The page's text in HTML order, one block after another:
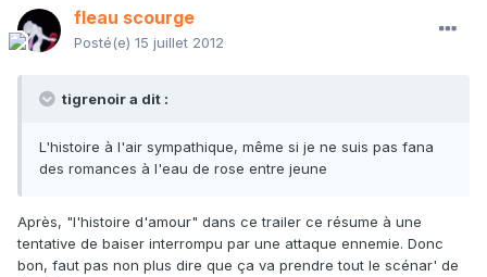
fleau scourge
Posté(e) 15 juillet 2012
tigrenoir a dit :
L'histoire à l'air sympathique, même si je ne suis pas fana
des romances à l'eau de rose entre jeune
Après, "l'histoire d'amour" dans ce trailer ce résume à une
tentative de baiser interrompu par une attaque ennemie. Donc
bon, faut pas non plus dire que ça va prendre tout le scénar' de